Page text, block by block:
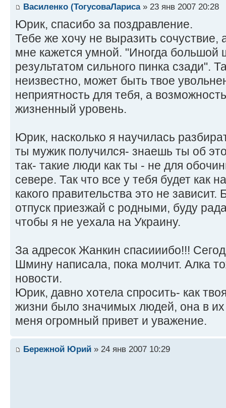
Василенко (ТогусоваЛариса» 23 янв 2007 20:28
Юрик, спасибо за поздравление.
Тебе же хочу не выразить сочуствие,
мне кажется умной. "Иногда большой
результатом сильного пинка сзади".
неизвестно, может быть твое
неприятность для тебя, а
жизненный уровень.
Юрик, насколько я научилась
ты мужик получился- знаешь ты об
так- такие люди как ты - не для
севере. Так что все у тебя будет как
какого правительства это не
отпуск приезжай с родными, буду
чтобы я не уехала на Украину.
За адресок Жанкин спасииибо!!!
Шмину написала, пока молчит. Алка
новости.
Юрик, давно хотела спросить- как
жизни было значимых людей, она в
меня огромный привет и уважение.
Бережной Юрий » 24 янв 2007 10:29